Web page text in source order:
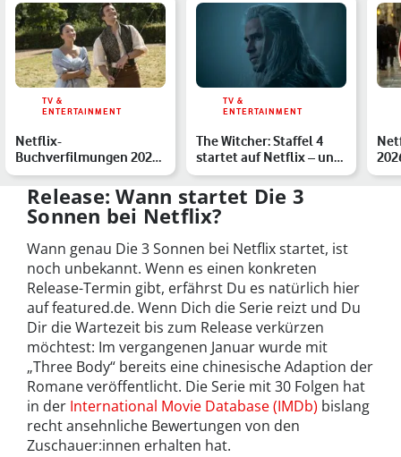
TV &
ENTERTAINMENT
Netflix-
Buchverfilmungen 2026:
Die Highlights im
Überblick
TV &
ENTERTAINMENT
The Witcher: Staffel 4
startet auf Netflix – und
das musst Du wis…
Release: Wann startet Die 3
Sonnen bei Netflix?
Wann genau Die 3 Sonnen bei Netflix startet, ist
noch unbekannt. Wenn es einen konkreten
Release-Termin gibt, erfährst Du es natürlich hier
auf featured.de. Wenn Dich die Serie reizt und Du
Dir die Wartezeit bis zum Release verkürzen
möchtest: Im vergangenen Januar wurde mit
„Three Body“ bereits eine chinesische Adaption der
Romane veröffentlicht. Die Serie mit 30 Folgen hat
in der International Movie Database (IMDb) bislang
recht ansehnliche Bewertungen von den
Zuschauer:innen erhalten hat.